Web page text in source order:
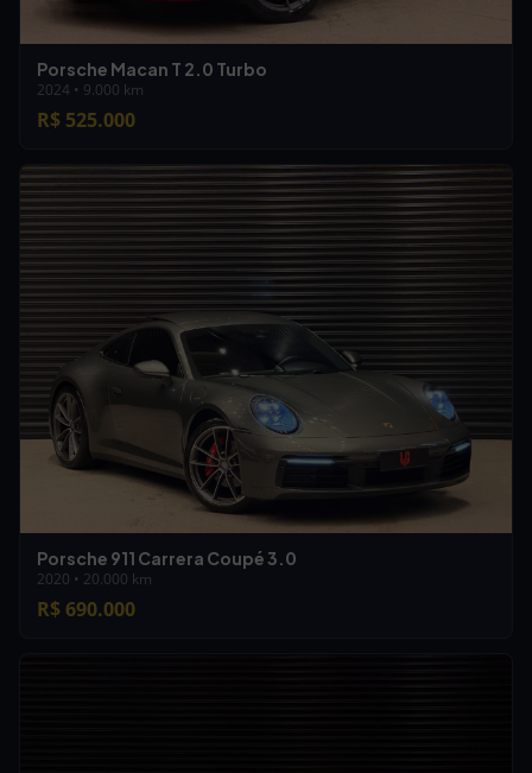
Porsche Macan T 2.0 Turbo
2024 • 9.000 km
R$ 525.000
Porsche 911 Carrera Coupé 3.0
2020 • 20.000 km
R$ 690.000